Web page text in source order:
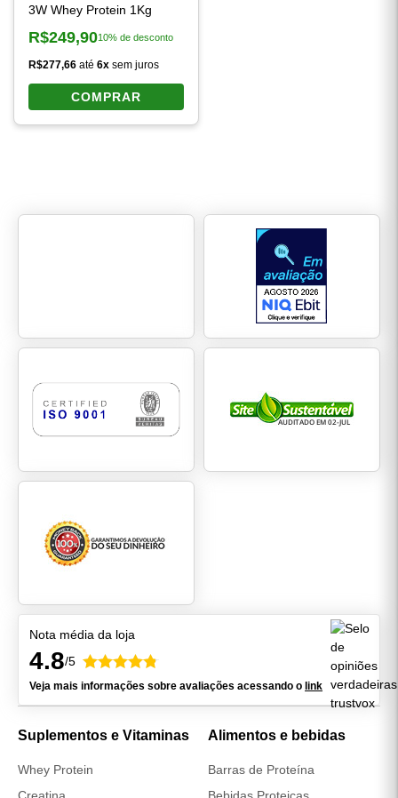
3W Whey Protein 1Kg
Preço à vista:
R$249,9010% de desconto
R$277,66 até6x sem juros
COMPRAR
Nota média da loja
4.8/5
Veja mais informações sobre avaliações acessando olink
Suplementos e Vitaminas
Whey Protein
Creatina
Alimentos e bebidas
Barras de Proteína
Bebidas Proteicas